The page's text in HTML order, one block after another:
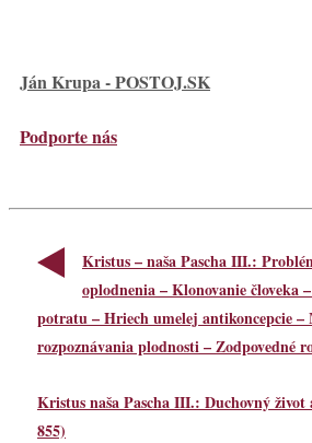
Ján Krupa - POSTOJ.SK
Podporte nás
Kristus – naša Pascha III.:
oplodnenia – Klonovanie človeka
potratu – Hriech umelej antikoncepcie –
rozpoznávania plodnosti – Zodpovedné
Kristus naša Pascha III.: Duchovný život
855)